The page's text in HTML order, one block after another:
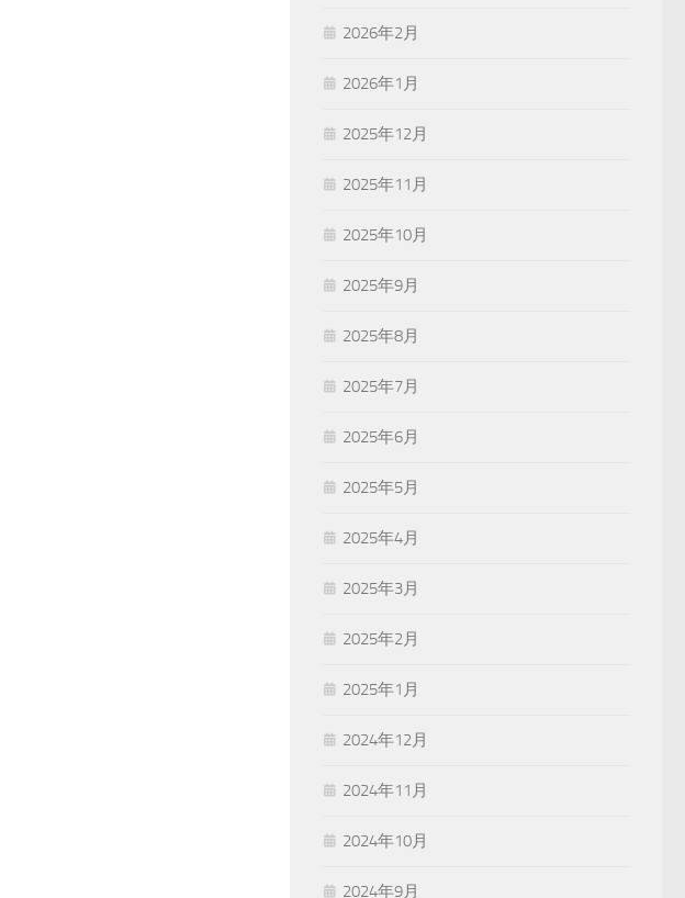
2026年2月
2026年1月
2025年12月
2025年11月
2025年10月
2025年9月
2025年8月
2025年7月
2025年6月
2025年5月
2025年4月
2025年3月
2025年2月
2025年1月
2024年12月
2024年11月
2024年10月
2024年9月